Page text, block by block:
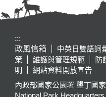
:::
政風信箱
中英日雙語詞
策
維護與管理規範 防
明
網站資料開放宣告
內政部國家公園署 墾丁國
National Park